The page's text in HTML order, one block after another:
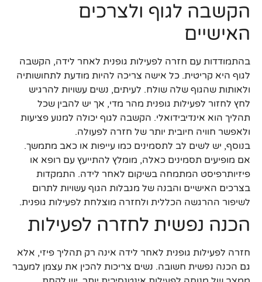
הקשבה לגוף ולצרכים
האישיים
בהתמודדות עם חזרה לפעילות גופנית לאחר לידה, הקשבה
לגוף היא קריטית. כל אישה צריכה להיות מודעת לתחושותיה
ולאותות שהגוף שלה שולח. לעיתים, נשים עשויות להרגיש
לחץ לחזור לפעילות גופנית מהר מדי, אך יש להבין שכל
תהליך הוא אינדיבידואלי. הקשבה לגוף יכולה למנוע פציעות
ולאפשר חוויה חיובית יותר של חזרה לפעולה.
בנוסף, יש לשים לב לתסמינים כמו עייפות או כאב מתמשך.
אם מופיעים תסמינים כאלה, מומלץ להתייעץ עם רופא או
פיזיותרפיסט המתמחה בשיקום לאחר לידה. התמקדות
בצרכים האישיים והבנה של מגבלות הגוף עשויות לתרום
לשיפור ההרגשה הכללית ולחזרה מוצלחת לפעילות גופנית.
הכנה נפשית לחזרה לפעילות
חזרה לפעילות גופנית לאחר לידה אינה רק תהליך פיזי, אלא
גם הכנה נפשית חשובה. נשים צריכות להכין את עצמן למעבר